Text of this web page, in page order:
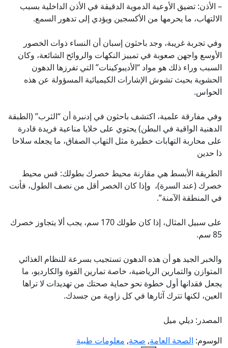
– الأذن: تضيق الأوعية الدموية الدقيقة في الأذن الداخلية بسبب
الالتهاب، ما يحرمها من الأكسجين ويؤدي إلى تدهور السمع.
وفي تجربة غريبة، وجد باحثون إسبان أن النساء ذوات الخصور
الأوسع واجهن صعوبة في تمييز النكهات والروائح الشائعة، وكان
السبب وراء ذلك هو مواد “الأديبوكينات” التي تفرزها الدهون
الحشوية بحيث تشوش الإشارات الكيميائية المسؤولة عن هذه
الحواس.
وفي مفارقة علمية، اكتشف باحثون في إدنبرة أن “الثرب” (الطبقة
الدهنية الواقية في البطن) يحتوي على خلايا مناعية فريدة قادرة
على محاربة التهابات خطيرة مثل التهاب الصفاق، ما يجعله سلاحا
ذا حدين
الطريقة الأبسط هي مقارنة محيط خصرك بطولك: قس محيط
خصرك (عند السرة)، وإذا كان الخصر أقل من نصف الطول، فأنت
في المنطقة الآمنة”.
على سبيل المثال، إذا كان طولك 170 سم، يجب ألا يتجاوز خصرك
85 سم.
والخبر الجيد هو أن هذه الدهون تستجيب بسرعة للنظام الغذائي
المتوازن والتمارين الرياضية، خاصة تمارين القوة والكارديو، ما
يجعل فقدانها أول خطوة نحو حماية صحتك من تهديدات لا تراها
العين، لكنها تترك آثارها في كل زاوية من جسدك.
المصدر: ديلي ميل
الوسوم: الصحة العامة, صحة, معلومات طبية